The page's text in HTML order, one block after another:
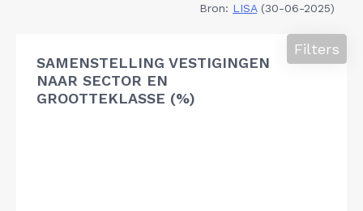
Bron: LISA(30-06-2025)
SAMENSTELLING VESTIGINGEN
NAAR SECTOR EN
GROOTTEKLASSE (%)
Filters